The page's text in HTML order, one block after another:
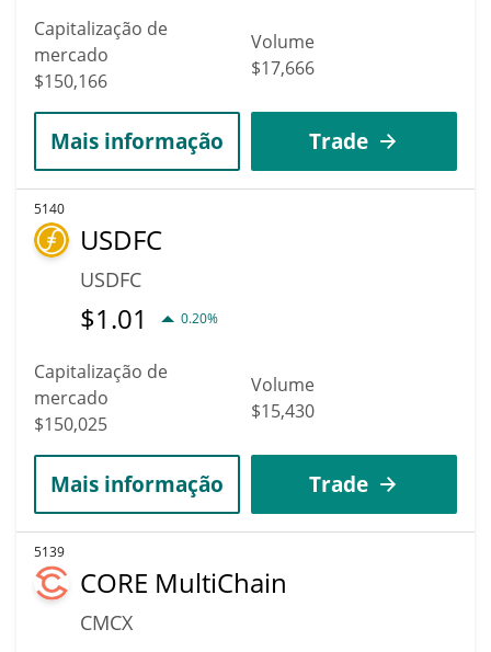
Capitalização de
mercado
$150,166
Volume
$17,666
Mais informação Trade
5140
USDFC
USDFC
$1.01 0.20%
Capitalização de
mercado
$150,025
Volume
$15,430
Mais informação Trade
5139
CORE MultiChain
CMCX